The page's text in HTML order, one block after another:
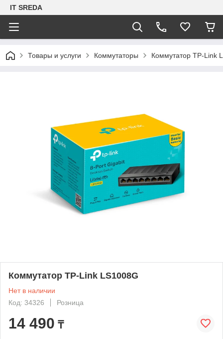
IT SREDA
Товары и услуги Коммутаторы Коммутатор TP-Link
Коммутатор TP-Link LS1008G
Нет в наличии
Код: 34326
Розница
14 490 ₸